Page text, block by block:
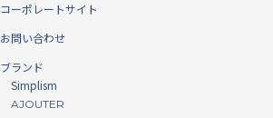
コーポレートサイト
お問い合わせ
ブランド
Simplism
AJOUTER